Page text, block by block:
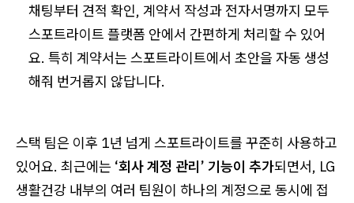
채팅부터 견적 확인, 계약서 작성과 전자서명까지 모두
스포트라이트 플랫폼 안에서 간편하게 처리할 수 있어
요. 특히 계약서는 스포트라이트에서 초안을 자동 생성
해줘 번거롭지 않답니다.
스택 팀은 이후 1년 넘게 스포트라이트를 꾸준히 사용하고
있어요. 최근에는 ‘회사 계정 관리’ 기능이 추가되면서, LG
생활건강 내부의 여러 팀원이 하나의 계정으로 동시에 접